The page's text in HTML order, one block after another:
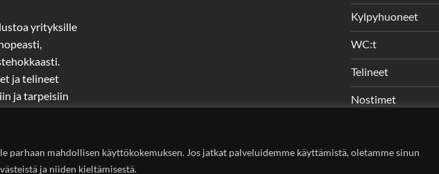
parhaan mahdollisen käyttökokemuksen. Jos jatkat palveluidemme käyttämistä, oletamme sinun
ja niiden kieltämisestä.
yrityksille
ja telineet
ja tarpeisiin
Kylpyhuoneet
WC:t
Telineet
Nostimet